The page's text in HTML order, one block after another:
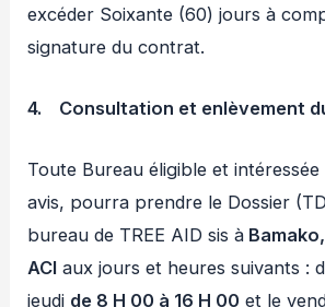
excéder Soixante (60) jours à
signature du contrat.
4. Consultation et enlèvement
Toute Bureau éligible et
avis, pourra prendre le Dossier
bureau de TREE AID sis à
ACI aux jours et heures suivants :
jeudi de 8 H 00 à 16 H 00 et le